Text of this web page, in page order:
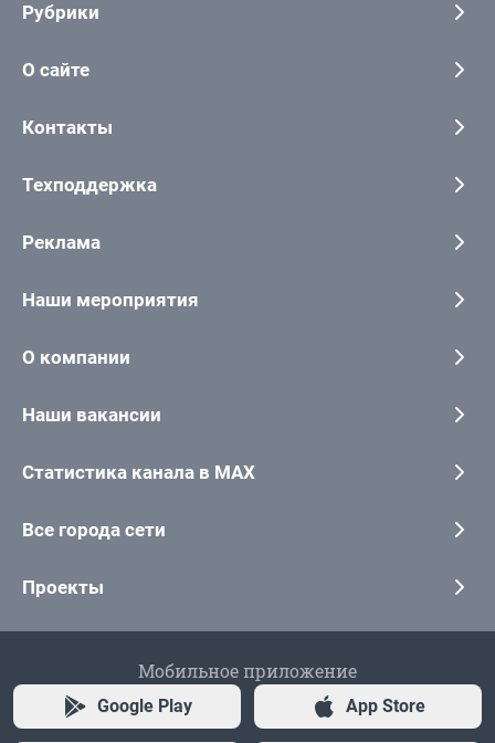
Рубрики
О сайте
Контакты
Техподдержка
Реклама
Наши мероприятия
О компании
Наши вакансии
Статистика канала в MAX
Все города сети
Проекты
Мобильное приложение
Google Play App Store